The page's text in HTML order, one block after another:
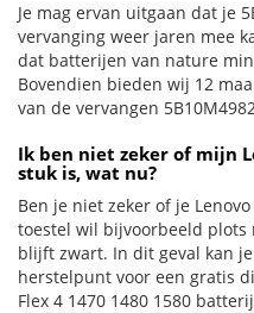
Je mag ervan uitgaan dat je
vervanging weer jaren mee
dat batterijen van nature
Bovendien bieden wij 12
van de vervangen
Ik ben niet zeker of mijn
stuk is, wat nu?
Ben je niet zeker of je
toestel wil bijvoorbeeld plots
blijft zwart. In dit geval kan
herstelpunt voor een gratis
Flex 4 1470 1480 1580